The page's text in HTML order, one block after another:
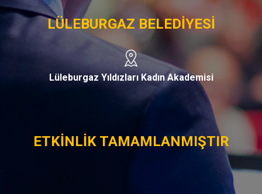
LÜLEBURGAZ BELEDİYESİ
Lüleburgaz Yıldızları Kadın Akademisi
ETKİNLİK TAMAMLANMIŞTIR